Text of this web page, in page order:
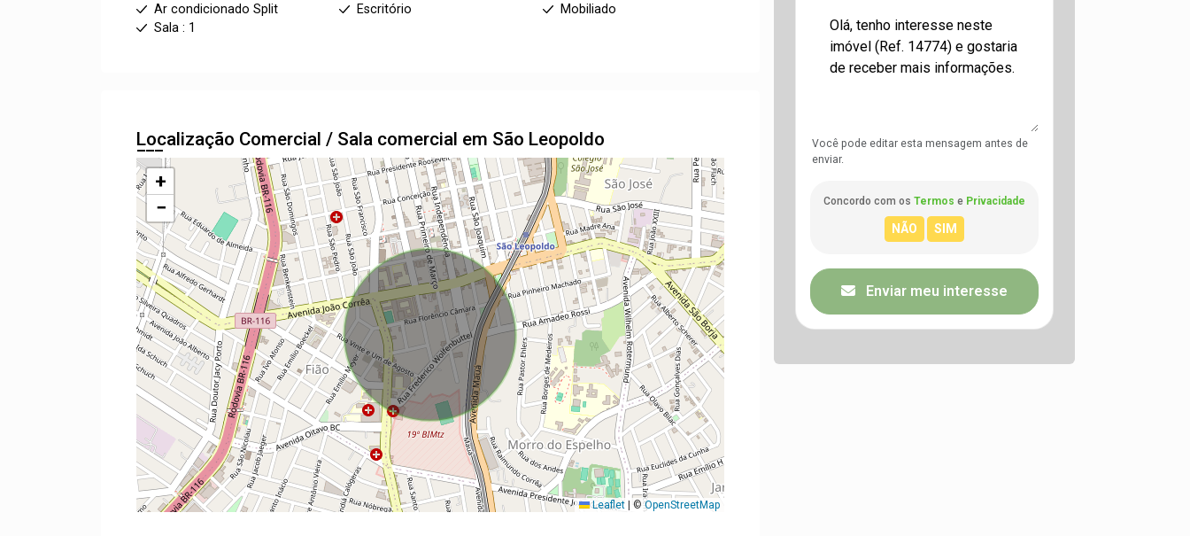
Ar condicionado Split Escritório
Mobiliado
Sala : 1
Localização Comercial / Sala comercial em São Leopoldo
+
−
Leaflet ©OpenStreetMap
Você pode editar esta mensagem antes de
enviar.
Concordo com os Termos e Privacidade
Enviar meu interesse